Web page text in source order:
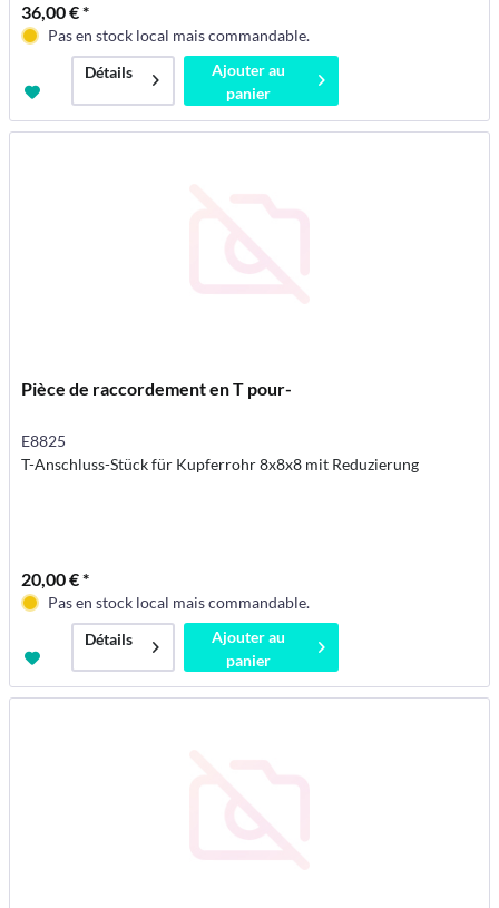
36,00 € *
Pas en stock local mais commandable.
Détails
Ajouter au
panier
Pièce de raccordement en T pour-
E8825
T-Anschluss-Stück für Kupferrohr 8x8x8 mit Reduzierung
20,00 € *
Pas en stock local mais commandable.
Détails
Ajouter au
panier